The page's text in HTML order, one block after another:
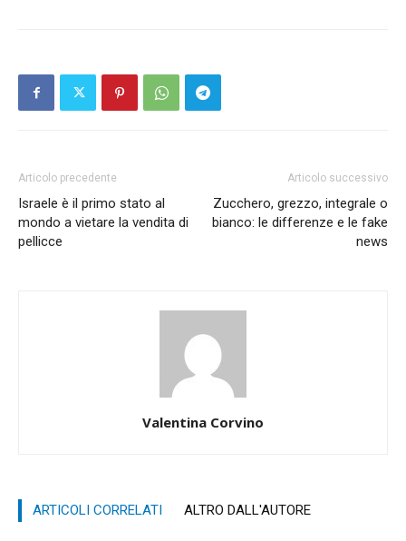
Articolo precedente
Israele è il primo stato al
mondo a vietare la vendita di
pellicce
Articolo successivo
Zucchero, grezzo, integrale o
bianco: le differenze e le fake
news
Valentina Corvino
ARTICOLI CORRELATI ALTRO DALL'AUTORE